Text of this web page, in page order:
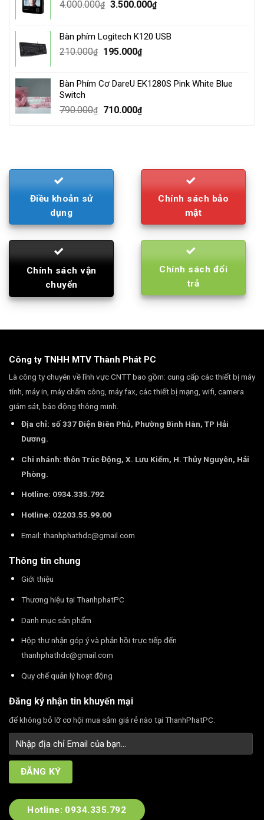
4.000.000₫ Original
4.000.000₫.
3.500.000₫Current
3.500.000₫.
Bàn phím Logitech K120 USB
210.000₫
Original
210.000₫.
195.000₫Current
195.000₫.
Bàn Phím Cơ DareU EK1280S Pink White Blue
Switch
790.000₫
Original
710.000₫Current
Điều khoản sử
dụng
Chính sách bảo
mật
Chính sách vận
chuyển
Chính sách đổi
trả
Công ty TNHH MTV Thành Phát PC
Là công ty chuyên về lĩnh vực CNTT bao gồm: cung cấp các thiết bị máy
tính, máy in, máy chấm công, máy fax, các thiết bị mạng, wifi, camera
giám sát, báo động thông minh.
Địa chỉ: số 337 Điện Biên Phủ, Phường Bình Hàn, TP Hải
Dương.
Chi nhánh: thôn Trúc Động, X. Lưu Kiếm, H. Thủy Nguyên, Hải
Phòng.
Hotline: 0934.335.792
Hotline: 02203.55.99.00
Email: thanhphathdc@gmail.com
Thông tin chung
Giới thiệu
Thương hiệu tại ThanhphatPC
Danh mục sản phẩm
Hộp thư nhận góp ý và phản hồi trực tiếp đến
thanhphathdc@gmail.com
Quy chế quản lý hoạt động
Đăng ký nhận tin khuyến mại
để không bỏ lỡ cơ hội mua sắm giá rẻ nào tại ThanhPhatPC:
Hotline: 0934.335.792